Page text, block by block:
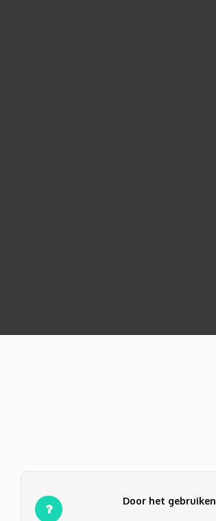
Door het